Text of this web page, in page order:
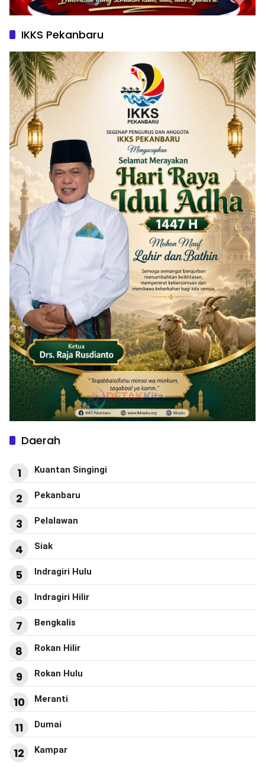
IKKS Pekanbaru
Daerah
1 Kuantan Singingi
2 Pekanbaru
3 Pelalawan
4 Siak
5 Indragiri Hulu
6 Indragiri Hilir
7 Bengkalis
8 Rokan Hilir
9 Rokan Hulu
10 Meranti
11 Dumai
12 Kampar